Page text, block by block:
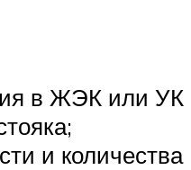
в ЖЭК или УК
и количества